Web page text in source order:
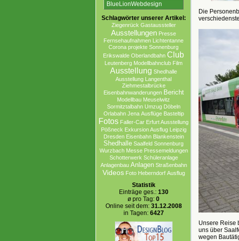
BlueLionWebdesign
Schlagwörter unserer Artikel:
Ziegenrück Gastaussteller
Ausstellungen Presse
Fernsehaufnahmen Lichtentanne
Corona projekte Sonnenburg
Erikswalde Oberlandbahn Club
Leutenberg Modellbahnclub Film
Ausstellung Shedhalle
Ausstellung Langenthal
Ziehmestalbrücke
Eisenbahnwanderungen Bericht
Modellbau Meuselwitz
Sormitztalbahn Umzug Döbeln
Orlabahn Jena Ausflüge Basteltip
Fotos Faller-Car Erfurt Ausstellung
Pößneck Exkursion Ausflug Leipzig
Dresden Eisenbahn Blankenstein
Shedhalle Saalfeld Sonnenburg
Wurzbach Messe Pressemeldungen
Schotterwerk Schüleranlage
Anlagenbau Anlagen Straßenbahn
Videos Foto Heberndorf Ausflug
Statistik
Einträge ges.: 130
ø pro Tag: 0
Online seit dem: 31.12.2008
in Tagen: 6427
Die
Unsere Reise
uns über
wegen